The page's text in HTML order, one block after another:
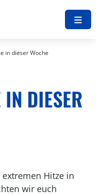
in dieser Woche
IN DIESER
Hitze in
wir euch